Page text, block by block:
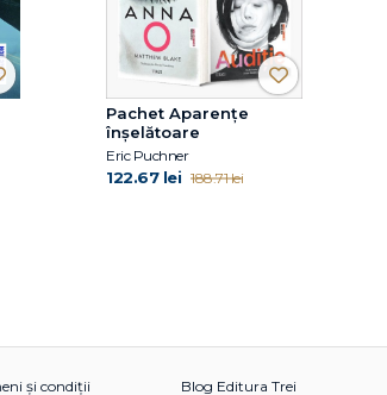
Pachet Aparențe
înșelătoare
Eric Puchner
122.67 lei 188.71 lei
și condiții Blog Editura Trei